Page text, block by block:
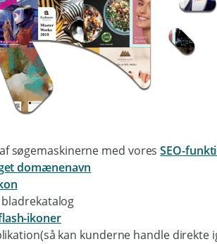
søgemaskinerne med voresSEO-
domænenavn
ikoner
kan kunderne handle direkte